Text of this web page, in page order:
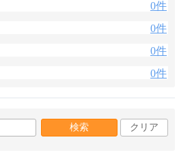
0件
0件
0件
0件
検索 クリア